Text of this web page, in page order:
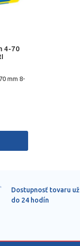
4-70
mm 8-
Dostupnosť tovaru už
do 24 hodín